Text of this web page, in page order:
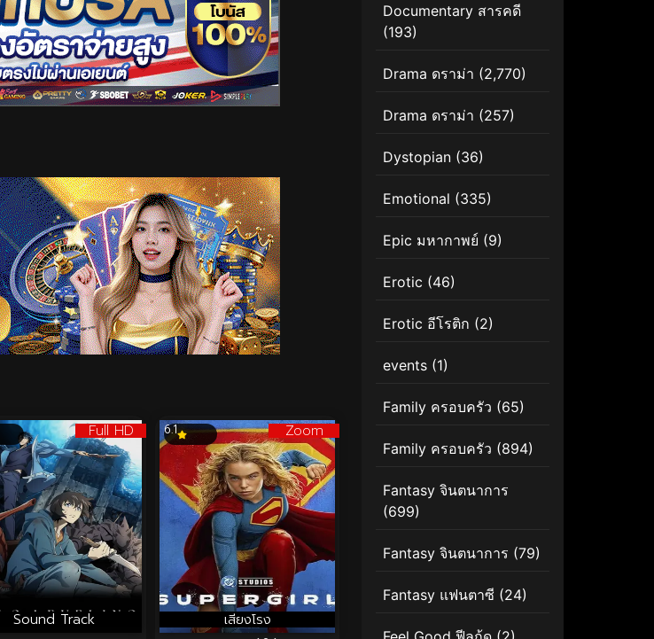
Full HD
Sound Track
Zoom
เสียงโรง
6.1
Documentary สารคดี
(193)
Drama ดราม่า (2,770)
Drama ดราม่า (257)
Dystopian (36)
Emotional (335)
Epic มหากาพย์ (9)
Erotic (46)
Erotic อีโรติก (2)
events (1)
Family ครอบครัว (65)
Family ครอบครัว (894)
Fantasy จินตนาการ
(699)
Fantasy จินตนาการ (79)
Fantasy แฟนตาซี (24)